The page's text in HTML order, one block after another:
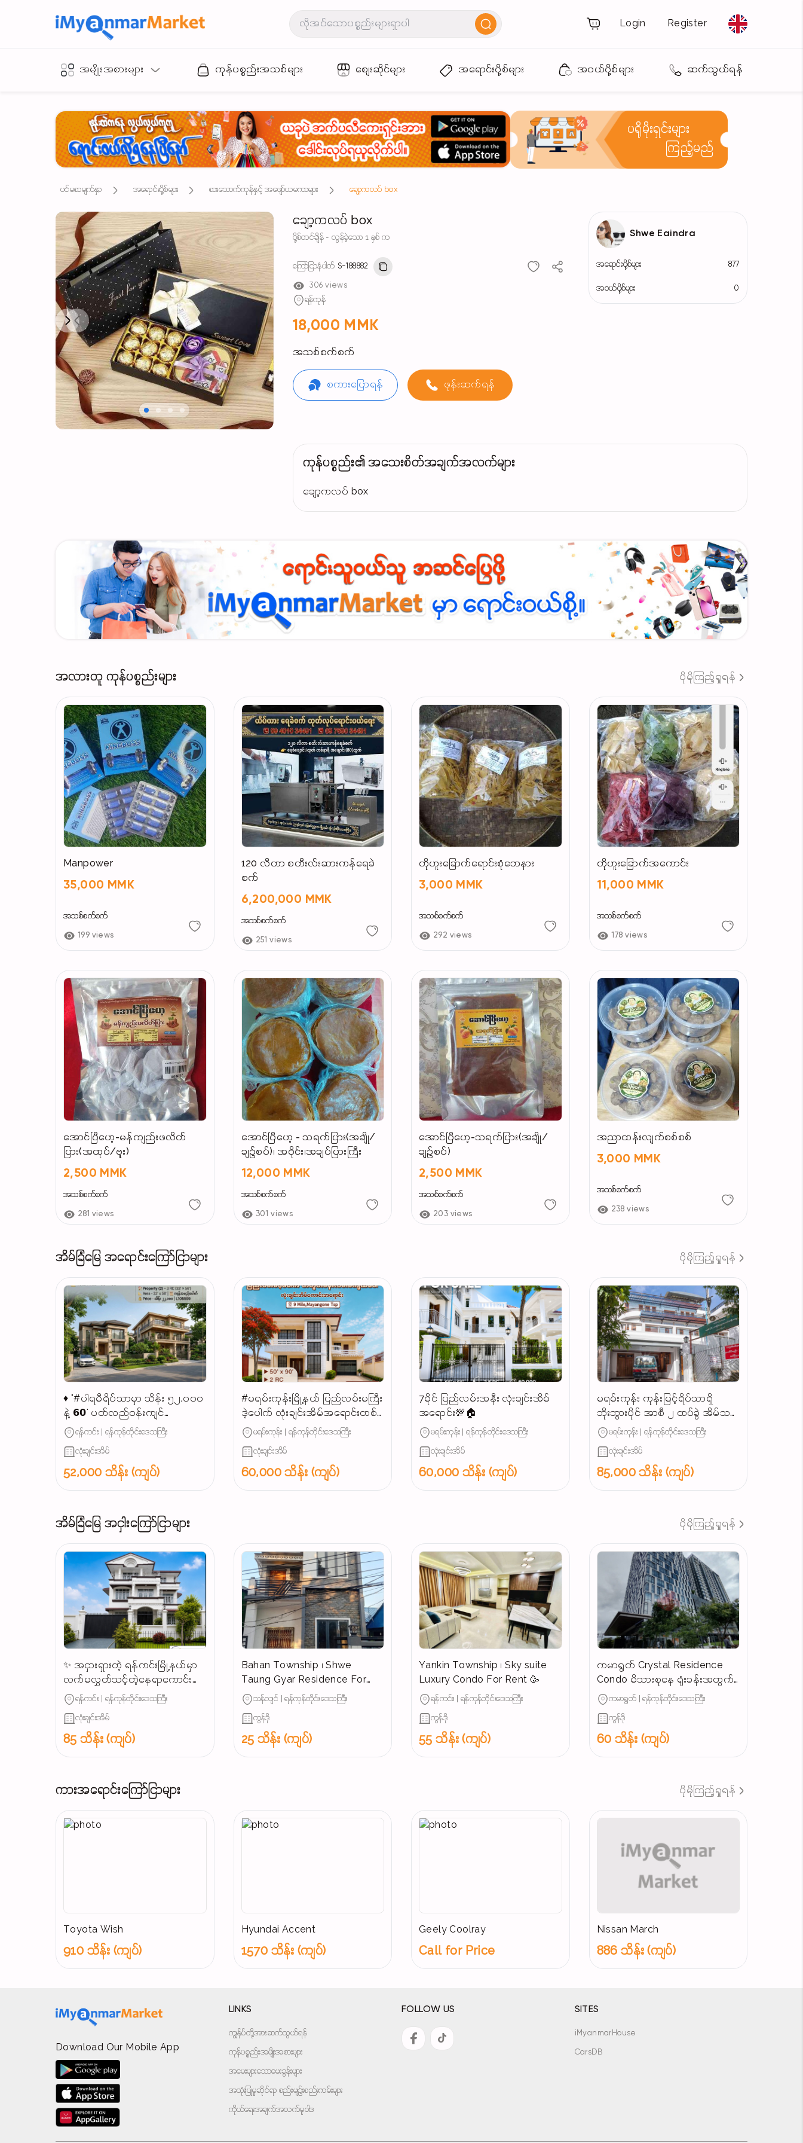
Login Register
အမျိုးအစားများ ကုန်ပစ္စည်းအသစ်များ စျေးဆိုင်များ အရောင်းပို့စ်များ အဝယ်ပို့စ်များ ဆက်သွယ်ရန်
ပရိုမိုးရှင်းများ
ကြည့်မည်
ပင်မစာမျက်နှာ အရောင်းပို့စ်များ စားသောက်ကုန်နှင့် အဖျော်ယမကာများ ချော့ကလပ် box
Previous
Next
ချော့ကလပ် box
ပို့စ်တင်ချိန် - လွန်ခဲ့သော 1 နှစ် က
ကြော်ငြာနံပါတ် S-188882
306 views
ရန်ကုန်
18,000 MMK
အသစ်စက်စက်
စကားပြောရန် ဖုန်းဆက်ရန်
Shwe Eaindra
အရောင်းပို့စ်များ 877
အဝယ်ပို့စ်များ 0
ကုန်ပစ္စည်း၏ အသေးစိတ်အချက်အလက်များ
ချော့ကလပ် box
အလားတူ ကုန်ပစ္စည်းများ ပိုမိုကြည့်ရှုရန်
Manpower
35,000 MMK
အသစ်စက်စက်
199 views
120 လီတာ စတီးလ်းဆားကန်ရေခဲ
စက်
6,200,000 MMK
အသစ်စက်စက်
251 views
တိုဟူးခြောက်ရောင်းစုံဘေနား
3,000 MMK
အသစ်စက်စက်
292 views
တိုဟူးခြောက်အကောင်း
11,000 MMK
အသစ်စက်စက်
178 views
အောင်ပြီဟေ့-မန်ကျည်းဖလိတ်
ပြား(အထုပ်/ဗူး)
2,500 MMK
အသစ်စက်စက်
281 views
အောင်ပြီဟေ့ - သရက်ပြား(အချို/
ချဉ်စပ်)၊ အဝိုင်း၊အချပ်ပြားကြီး
12,000 MMK
အသစ်စက်စက်
301 views
အောင်ပြီဟေ့-သရက်ပြား(အချို/
ချဉ်စပ်)
2,500 MMK
အသစ်စက်စက်
203 views
အညာထန်းလျက်စစ်စစ်
3,000 MMK
အသစ်စက်စက်
238 views
အိမ်ခြံမြေ အရောင်းကြော်ငြာများ ပိုမိုကြည့်ရှုရန်
♦ "#ပါရမီရိပ်သာမှာ သိန်း ၅၂,၀၀၀
နဲ့ 𝟲𝟬' ပတ်လည်ဝန်းကျင်
𝗣𝗿𝗼𝗽𝗲𝗿𝘁𝘆 ရှာနေသူများအတွက်…"
ရန်ကင်း | ရန်ကုန်တိုင်းဒေသကြီး
လုံးချင်းအိမ်
52,000 သိန်း (ကျပ်)
#မရမ်းကုန်းမြို့နယ် ပြည်လမ်းမကြီး
ဒဲ့ပေါက် လုံးချင်းအိမ်အရောင်းတစ်ခု
နဲ့ မိတ်ဆက်ပေးချင်ပါတယ်
မရမ်းကုန်း | ရန်ကုန်တိုင်းဒေသကြီး
လုံးချင်းအိမ်
60,000 သိန်း (ကျပ်)
7မိုင် ပြည်လမ်းအနီး လုံးချင်းအိမ်
အရောင်း💯🏠
မရမ်းကုန်း | ရန်ကုန်တိုင်းဒေသကြီး
လုံးချင်းအိမ်
60,000 သိန်း (ကျပ်)
မရမ်းကုန်း ကုန်းမြင့်ရိပ်သာရှိ
ဘိုးဘွားပိုင် အာစီ ၂ ထပ်ခွဲ အိမ်သစ်
ကြီး အရောင်း... ⛪
မရမ်းကုန်း | ရန်ကုန်တိုင်းဒေသကြီး
လုံးချင်းအိမ်
85,000 သိန်း (ကျပ်)
အိမ်ခြံမြေ အငှါးကြော်ငြာများ ပိုမိုကြည့်ရှုရန်
✨ အငှားရှားတဲ့ ရန်ကင်းမြို့နယ်မှာ
လက်မလွှတ်သင့်တဲ့နေရာကောင်း
တစ်ခုရန်ကင်း | ရန်ကုန်တိုင်းဒေသကြီး
လုံးချင်းအိမ်
85 သိန်း (ကျပ်)
Bahan Township ၊ Shwe
Taung Gyar Residence For
Rent 🥳
သန်လျင် | ရန်ကုန်တိုင်းဒေသကြီး
ကွန်ဒို
25 သိန်း (ကျပ်)
Yankin Township ၊ Sky suite
Luxury Condo For Rent 🥳
ရန်ကင်း | ရန်ကုန်တိုင်းဒေသကြီး
ကွန်ဒို
55 သိန်း (ကျပ်)
ကမာရွတ် Crystal Residence
Condo မိသားစုနေ ရုံးခန်းအတွက်
ကောင်းမွန်သောအခန်းအငှား #
ကမာရွတ် | ရန်ကုန်တိုင်းဒေသကြီး
ကွန်ဒို
60 သိန်း (ကျပ်)
ကားအရောင်းကြော်ငြာများ ပိုမိုကြည့်ရှုရန်
Toyota Wish
910 သိန်း (ကျပ်)
Hyundai Accent
1570 သိန်း (ကျပ်)
Geely Coolray
Call for Price
Nissan March
886 သိန်း (ကျပ်)
Download Our Mobile App
LINKS
ကျွန်ုပ်တို့အားဆက်သွယ်ရန်
ကုန်ပစ္စည်းအမျိုးအစားများ
အမေးများသောမေးခွန်းများ
အသုံးပြုမှုဆိုင်ရာ စည်းမျဉ်းစည်းကမ်းများ
ကိုယ်ရေးအချက်အလက်မူဝါဒ
FOLLOW US SITES
iMyanmarHouse
CarsDB